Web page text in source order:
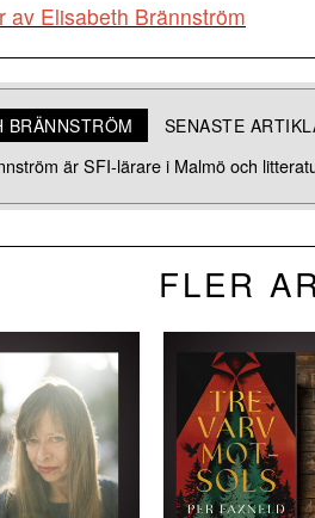
av Elisabeth Brännström
BRÄNNSTRÖM SENASTE
är SFI-lärare i Malmö och
FLER